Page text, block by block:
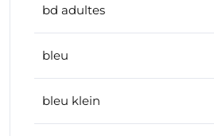
bd adultes
bleu
bleu klein